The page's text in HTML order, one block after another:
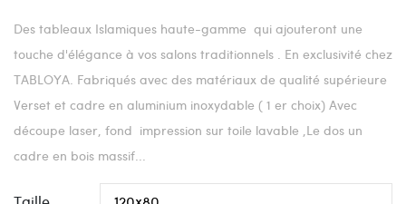
Des tableaux Islamiques haute-gamme qui ajouteront une
touche d'élégance à vos salons traditionnels . En exclusivité chez
TABLOYA. Fabriqués avec des matériaux de qualité supérieure
Verset et cadre en aluminium inoxydable ( 1 er choix) Avec
découpe laser, fond impression sur toile lavable ,Le dos un
cadre en bois massif...